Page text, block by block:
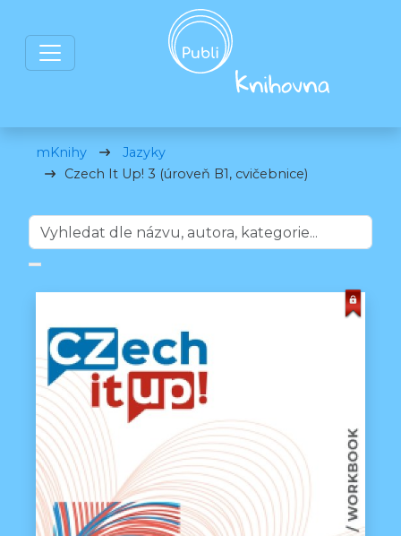
mKnihy
Jazyky
Czech It Up! 3 (úroveň B1, cvičebnice)